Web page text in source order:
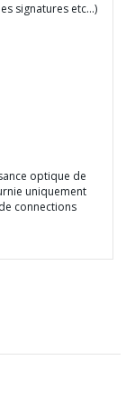
signatures etc…)
optique de
uniquement
connections